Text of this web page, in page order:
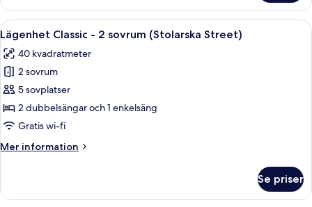
-
4
sovrum
(Gertrudy
Street)
Öppna
alla
foton
för
Lägenhet
Classic
-
sovrum
Ett sovrum med trägolv, en säng
12
Lägenhet Classic - 2 sovrum (Stolarska Street)
40 kvadratmeter
2 sovrum
5 sovplatser
2 dubbelsängar och 1 enkelsäng
Gratis wi-fi
Mer information
Mer
Classic
Se priser